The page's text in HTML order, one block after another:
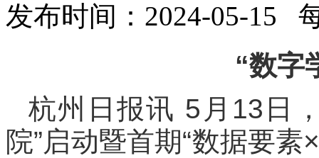
发布时间：2024-05-15
“数字
杭州日报讯 5月13日
院”启动暨首期“数据要